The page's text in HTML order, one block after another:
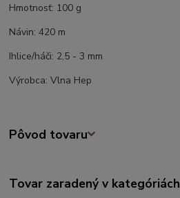
Hmotnosť: 100 g
Návin: 420 m
Ihlice/háči: 2,5 - 3 mm
Výrobca: Vlna Hep
Pôvod tovaru
Tovar zaradený v kategóriách